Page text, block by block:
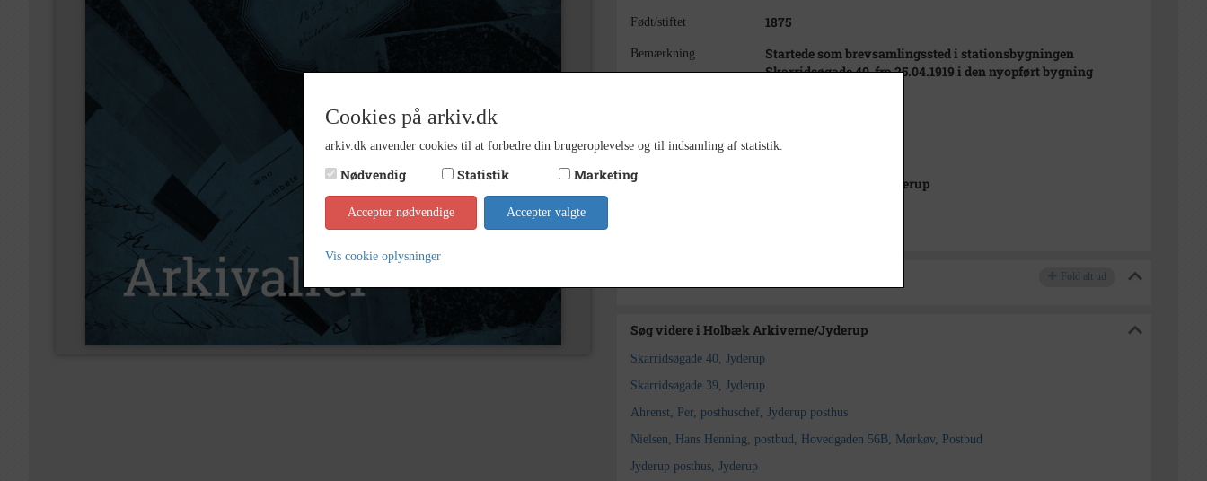
Født/stiftet 1875
Bemærkning
Startede som brevsamlingssted i stationsbygningen
Skarridsøgade 40, fra 25.04.1919 i den nyopført bygning
Dateringsnote 1875-1995
Arkiv Holbæk Arkiverne/Jyderup
Fold alt ud
Søg videre i Holbæk Arkiverne/Jyderup
Skarridsøgade 40, Jyderup
Skarridsøgade 39, Jyderup
Ahrenst, Per, posthuschef, Jyderup posthus
Nielsen, Hans Henning, postbud, Hovedgaden 56B, Mørkøv, Postbud
Jyderup posthus, Jyderup
Cookies på arkiv.dk
arkiv.dk anvender cookies til at forbedre din brugeroplevelse og til indsamling af statistik.
Nødvendig Statistik Marketing
Accepter nødvendige Accepter valgte
Vis cookie oplysninger